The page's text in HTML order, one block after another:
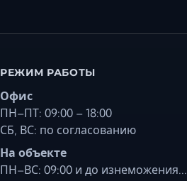
РЕЖИМ РАБОТЫ
Офис
ПН–ПТ: 09:00 – 18:00
СБ, ВС: по согласованию
На объекте
ПН–ВС: 09:00 и до изнеможения...